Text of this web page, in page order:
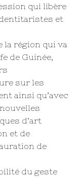
qui libère
et
région qui va
de Guinée,
sur les
ainsi qu’avec
d’art
et de
de
du geste